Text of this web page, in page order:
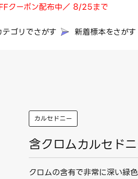
クーポン配布中／ 8/25まで
テゴリでさがす 新着標本をさがす
カルセドニー
含クロムカルセド
クロムの含有で非常に深い緑